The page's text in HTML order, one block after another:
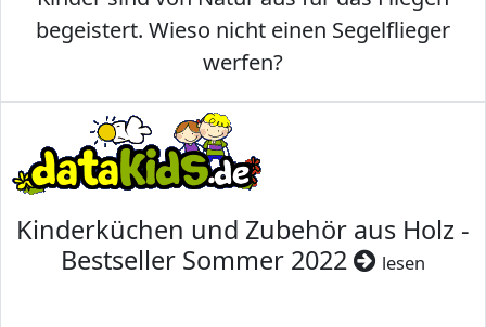
begeistert. Wieso nicht einen Segelflieger
werfen?
Kinderküchen und Zubehör aus Holz -
Bestseller Sommer 2022
lesen